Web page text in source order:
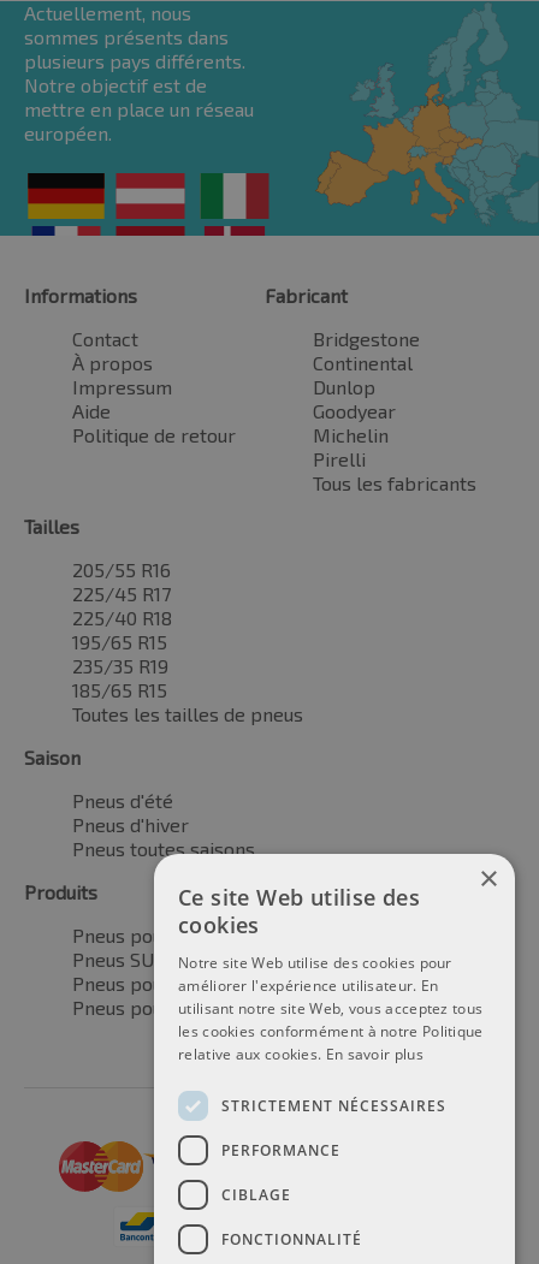
Actuellement, nous
sommes présents dans
plusieurs pays différents.
Notre objectif est de
mettre en place un réseau
européen.
Informations
Contact
À propos
Impressum
Aide
Politique de retour
Fabricant
Bridgestone
Continental
Dunlop
Goodyear
Michelin
Pirelli
Tous les fabricants
Tailles
205/55 R16
225/45 R17
225/40 R18
195/65 R15
235/35 R19
185/65 R15
Toutes les tailles de pneus
Saison
Pneus d'été
Pneus d'hiver
Pneus toutes saisons
Produits
Pneus pour voitures
Pneus SUV / 4x4
Pneus pour camionnettes
Pneus pour motos
×
Ce site Web utilise des
cookies
Notre site Web utilise des cookies pour
améliorer l'expérience utilisateur. En
utilisant notre site Web, vous acceptez tous
les cookies conformément à notre Politique
relative aux cookies. En savoir plus
STRICTEMENT NÉCESSAIRES
PERFORMANCE
CIBLAGE
FONCTIONNALITÉ